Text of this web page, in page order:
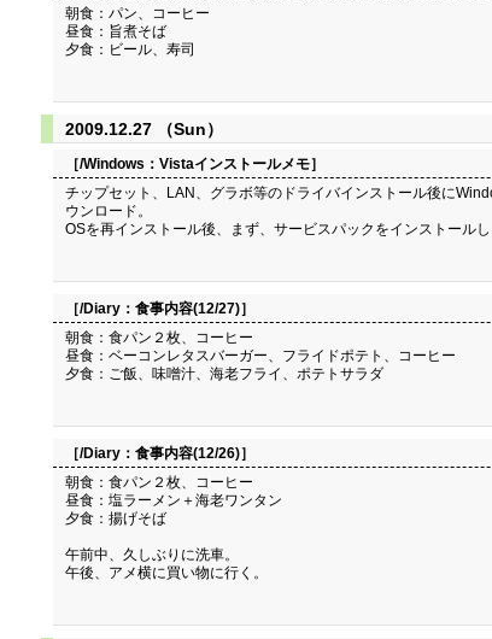
朝食：パン、コーヒー
昼食：旨煮そば
夕食：ビール、寿司
2009.12.27 （Sun）
［/Windows： Vistaインストールメモ］
チップセット、LAN、グラボ等のドライバインストール後に
ウンロード。
OSを再インストール後、まず、サービスパックをインストール
［/Diary： 食事内容(12/27)］
朝食：食パン２枚、コーヒー
昼食：ベーコンレタスバーガー、フライドポテト、コーヒー
夕食：ご飯、味噌汁、海老フライ、ポテトサラダ
［/Diary： 食事内容(12/26)］
朝食：食パン２枚、コーヒー
昼食：塩ラーメン＋海老ワンタン
夕食：揚げそば
午前中、久しぶりに洗車。
午後、アメ横に買い物に行く。